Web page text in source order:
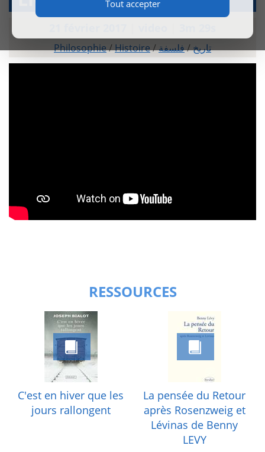
Tout accepter
Philosophie/Histoire/ تاريخ/فلسفة
RESSOURCES
C'est en hiver que les
jours rallongent
La pensée du Retour
après Rosenzweig et
Lévinas de Benny
LEVY